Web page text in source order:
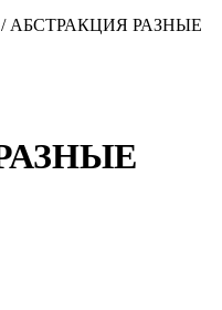
/ АБСТРАКЦИЯ РАЗНЫЕ